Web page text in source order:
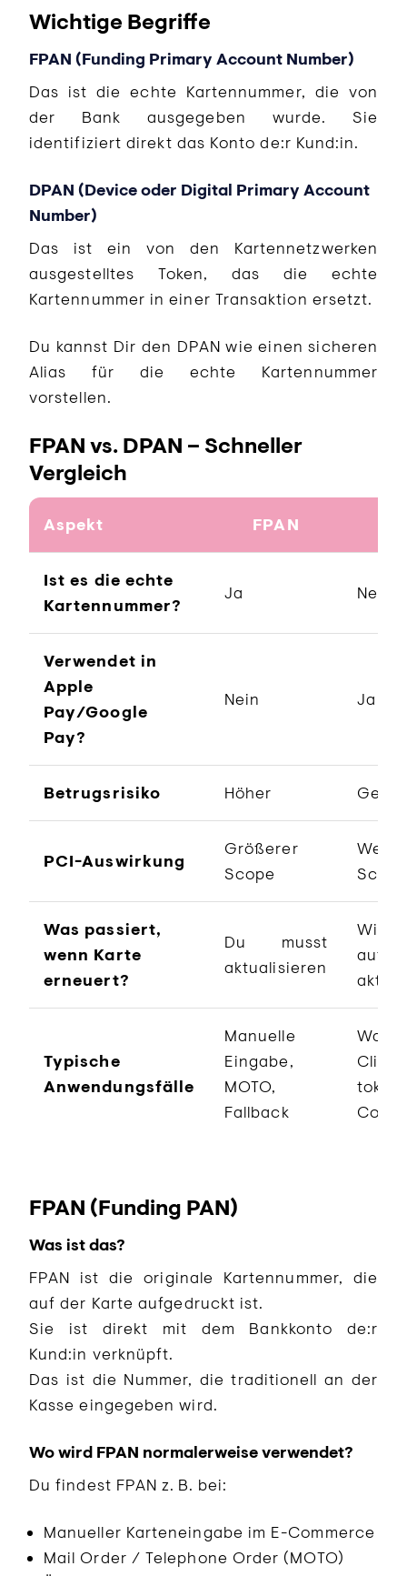
Wichtige Begriffe
FPAN (Funding Primary Account Number)
Das ist die echte Kartennummer, die von
der Bank ausgegeben wurde. Sie
identifiziert direkt das Konto de:r Kund:in.
DPAN (Device oder Digital Primary Account
Number)
Das ist ein von den Kartennetzwerken
ausgestelltes Token, das die echte
Kartennummer in einer Transaktion ersetzt.
Du kannst Dir den DPAN wie einen sicheren
Alias für die echte Kartennummer
vorstellen.
FPAN vs. DPAN – Schneller
Vergleich
Aspekt FPAN
Ist es die echte
Kartennummer?
Ja Nein
Verwendet in
Apple
Pay/Google
Pay?
Nein Ja
Betrugsrisiko Höher
PCI-Auswirkung
Größerer
Scope
Was passiert,
wenn Karte
erneuert?
Du musst
aktualisieren
Wird
Typische
Anwendungsfälle
Manuelle
Eingabe,
MOTO,
Fallback
Click
CoF
FPAN (Funding PAN)
Was ist das?
FPAN ist die originale Kartennummer, die
auf der Karte aufgedruckt ist.
Sie ist direkt mit dem Bankkonto de:r
Kund:in verknüpft.
Das ist die Nummer, die traditionell an der
Kasse eingegeben wird.
Wo wird FPAN normalerweise verwendet?
Du findest FPAN z. B. bei:
Manueller Karteneingabe im E-Commerce
Mail Order / Telephone Order (MOTO)